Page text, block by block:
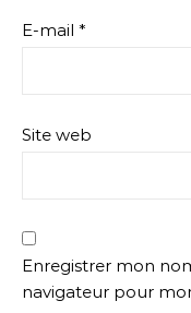
E-mail *
Site web
Enregistrer mon
navigateur pour